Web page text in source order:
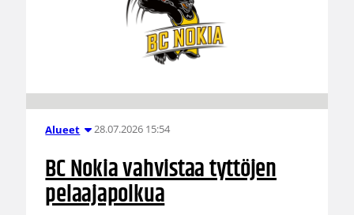
Alueet 28.07.2026 15:54
BC Nokia vahvistaa tyttöjen
pelaajapolkua